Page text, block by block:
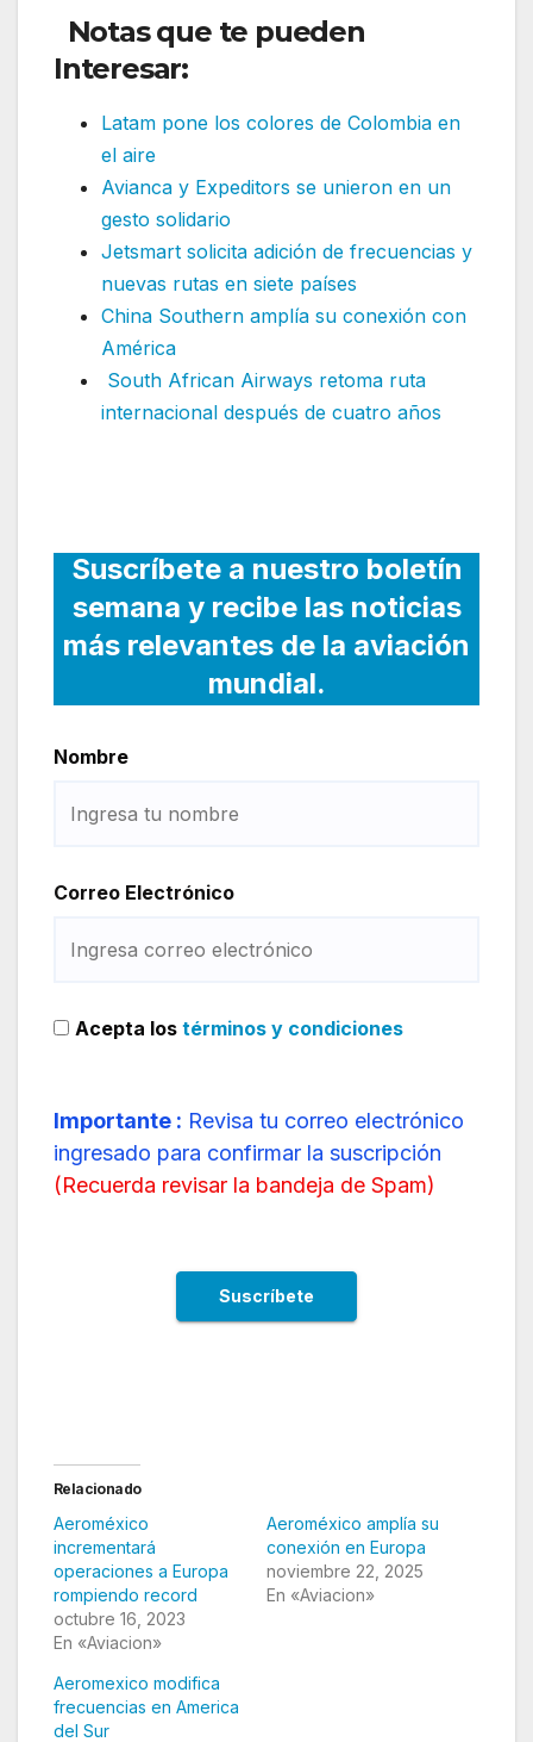
Notas que te pueden
Interesar:
Latam pone los colores de Colombia en
el aire
Avianca y Expeditors se unieron en un
gesto solidario
Jetsmart solicita adición de frecuencias y
nuevas rutas en siete países
China Southern amplía su conexión con
América
South African Airways retoma ruta
internacional después de cuatro años
Suscríbete a nuestro boletín
semana y recibe las noticias
más relevantes de la aviación
mundial.
Nombre
Correo Electrónico
Acepta los términos y condiciones
Importante : Revisa tu correo electrónico
ingresado para confirmar la suscripción
(Recuerda revisar la bandeja de Spam)
Relacionado
Aeroméxico
incrementará
operaciones a Europa
rompiendo record
octubre 16, 2023
En «Aviacion»
Aeroméxico amplía su
conexión en Europa
noviembre 22, 2025
En «Aviacion»
Aeromexico modifica
frecuencias en America
del Sur